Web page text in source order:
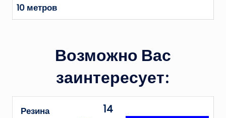
10 метров
Возможно Вас
заинтересует:
Резина
14